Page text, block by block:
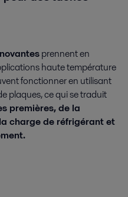
prennent en
haute température
fonctionner en utilisant
plaques, ce qui se traduit
premières, de la
charge de réfrigérant et